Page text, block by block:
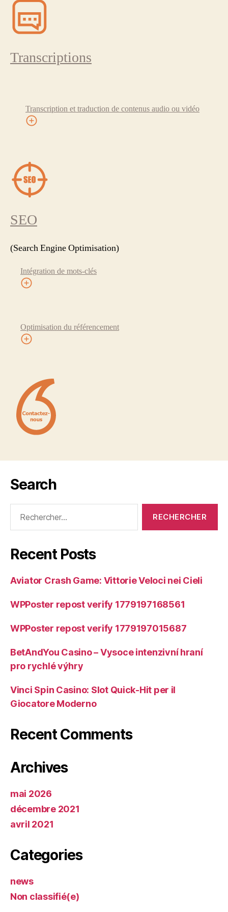
Transcriptions
Transcription et traduction de contenus audio ou vidéo
SEO
(Search Engine Optimisation)
Intégration de mots-clés
Optimisation du référencement
Search
Recent Posts
Aviator Crash Game: Vittorie Veloci nei Cieli
WPPoster repost verify 1779197168561
WPPoster repost verify 1779197015687
BetAndYou Casino – Vysoce intenzivní hraní
pro rychlé výhry
Vinci Spin Casino: Slot Quick‑Hit per il
Giocatore Moderno
Recent Comments
Archives
mai 2026
décembre 2021
avril 2021
Categories
news
Non classifié(e)